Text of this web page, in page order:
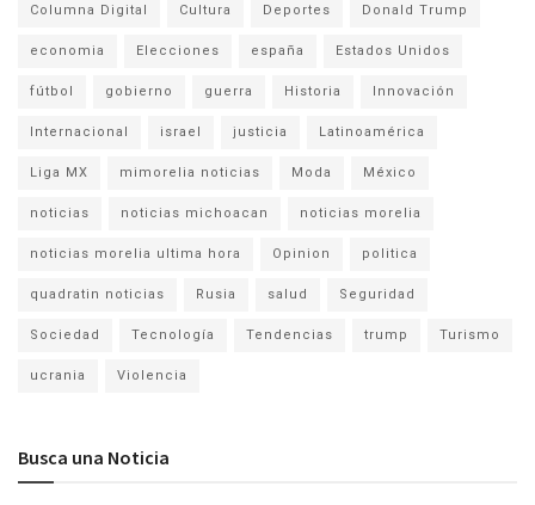
Columna Digital Cultura Deportes Donald Trump
economia Elecciones españa Estados Unidos
fútbol gobierno guerra Historia Innovación
Internacional israel justicia Latinoamérica
Liga MX mimorelia noticias Moda México
noticias noticias michoacan noticias morelia
noticias morelia ultima hora Opinion politica
quadratin noticias Rusia salud Seguridad
Sociedad Tecnología Tendencias trump Turismo
ucrania Violencia
Busca una Noticia